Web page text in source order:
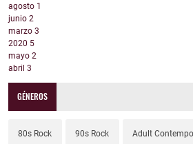
agosto 1
junio 2
marzo 3
2020 5
mayo 2
abril 3
GÉNEROS
80s Rock 90s Rock Adult